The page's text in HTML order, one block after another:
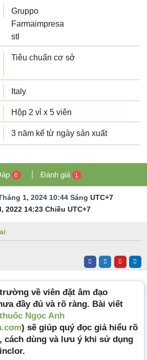
Gruppo
Farmaimpresa
stl
Tiêu chuẩn cơ sở
Italy
Hộp 2 vỉ x 5 viên
3 năm kể từ ngày sản xuất
0 Đánh giá 1
1, 2024 10:44 Sáng UTC+7
2022 14:23 Chiều UTC+7
về viên đặt âm đạo
đầy đủ và rõ ràng. Bài viết
Ngọc Anh
) sẽ giúp quý đọc giả hiểu rõ
cách dùng và lưu ý khi sử dụng